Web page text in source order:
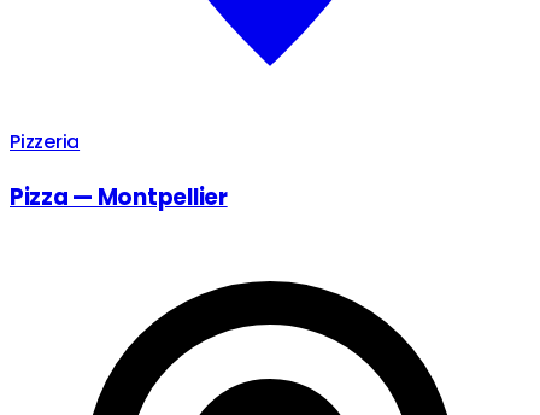
Pizzeria
Pizza — Montpellier